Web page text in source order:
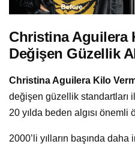
Christina Aguilera
Değişen Güzellik
Christina Aguilera Kilo
değişen güzellik standartları
20 yılda beden algısı önemli
2000’li yılların başında